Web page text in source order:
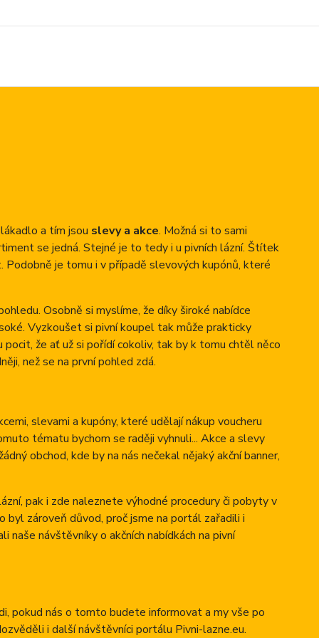
a tím jsou slevy a akce. Možná si to sami
se jedná. Stejné je to tedy i u pivních lázní. Štítek
Podobně je tomu i v případě slevových kupónů, které
Osobně si myslíme, že díky široké nabídce
Vyzkoušet si pivní koupel tak může prakticky
že ať už si pořídí cokoliv, tak by k tomu chtěl něco
než se na první pohled zdá.
slevami a kupóny, které udělají nákup voucheru
tématu bychom se raději vyhnuli... Akce a slevy
obchod, kde by na nás nečekal nějaký akční banner,
pak i zde naleznete výhodné procedury či pobyty v
byl zároveň důvod, proč jsme na portál zařadili i
návštěvníky o akčních nabídkách na pivní
pokud nás o tomto budete informovat a my vše po
i další návštěvníci portálu Pivni-lazne.eu.